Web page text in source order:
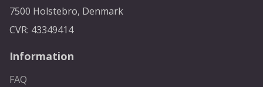
7500 Holstebro, Denmark
CVR: 43349414
Information
FAQ